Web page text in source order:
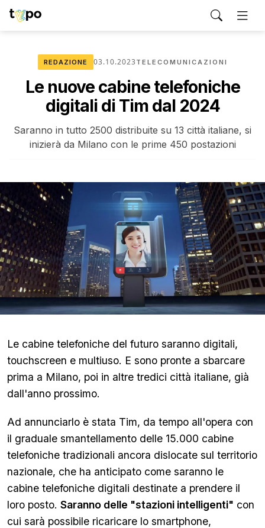
REDAZIONE 03.10.2023 TELECOMUNICAZIONI
Le nuove cabine telefoniche
digitali di Tim dal 2024
Saranno in tutto 2500 distribuite su 13 città italiane, si
inizierà da Milano con le prime 450 postazioni
Le cabine telefoniche del futuro saranno digitali,
touchscreen e multiuso. E sono pronte a sbarcare
prima a Milano, poi in altre tredici città italiane, già
dall'anno prossimo.
Ad annunciarlo è stata Tim, da tempo all'opera con
il graduale smantellamento delle 15.000 cabine
telefoniche tradizionali ancora dislocate sul territorio
nazionale, che ha anticipato come saranno le
cabine telefoniche digitali destinate a prendere il
loro posto. Saranno delle "stazioni intelligenti" con
cui sarà possibile ricaricare lo smartphone,